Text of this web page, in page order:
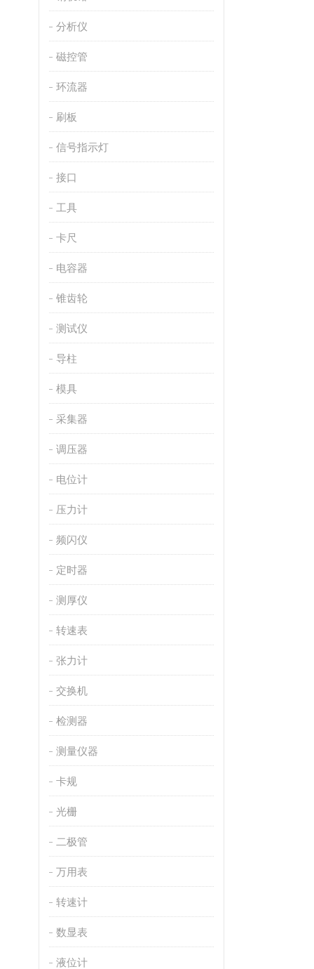
分析仪
磁控管
环流器
刷板
信号指示灯
接口
工具
卡尺
电容器
锥齿轮
测试仪
导柱
模具
采集器
调压器
电位计
压力计
频闪仪
定时器
测厚仪
转速表
张力计
交换机
检测器
测量仪器
卡规
光栅
二极管
万用表
转速计
数显表
液位计